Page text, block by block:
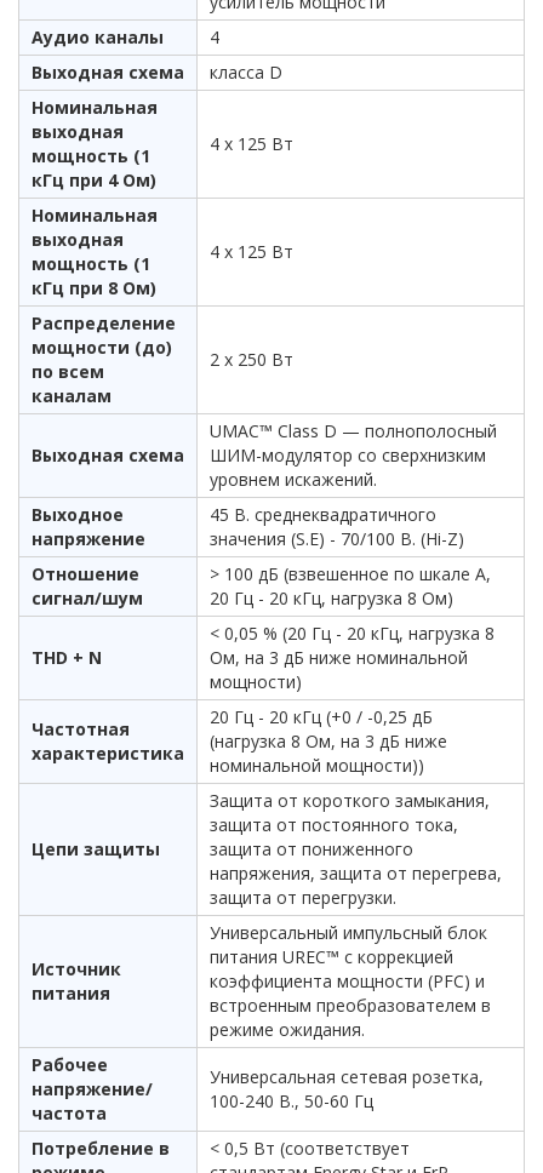
Аудио каналы
4
Выходная схема
класса D
Номинальная
выходная
мощность (1
кГц при 4 Ом)
4 x 125 Вт
Номинальная
выходная
мощность (1
кГц при 8 Ом)
4 x 125 Вт
Распределение
мощности (до)
по всем
каналам
2 х 250 Вт
Выходная схема
UMAC™ Class D — полнополосный
ШИМ-модулятор со сверхнизким
уровнем искажений.
Выходное
напряжение
45 В. среднеквадратичного
значения (S.E) - 70/100 В. (Hi-Z)
Отношение
сигнал/шум
> 100 дБ (взвешенное по шкале А,
20 Гц - 20 кГц, нагрузка 8 Ом)
THD + N
< 0,05 % (20 Гц - 20 кГц, нагрузка 8
Ом, на 3 дБ ниже номинальной
мощности)
Частотная
характеристика
20 Гц - 20 кГц (+0 / -0,25 дБ
(нагрузка 8 Ом, на 3 дБ ниже
номинальной мощности))
Цепи защиты
Защита от короткого замыкания,
защита от постоянного тока,
защита от пониженного
напряжения, защита от перегрева,
защита от перегрузки.
Источник
питания
Универсальный импульсный блок
питания UREC™ с коррекцией
коэффициента мощности (PFC) и
встроенным преобразователем в
режиме ожидания.
Рабочее
напряжение/
частота
Универсальная сетевая розетка,
100-240 В., 50-60 Гц
Потребление в
< 0,5 Вт (соответствует